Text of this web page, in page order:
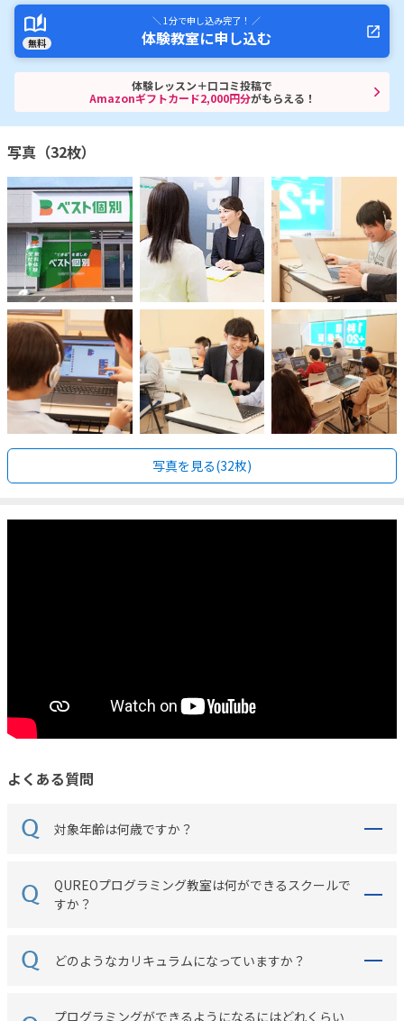
無料
＼ 1分で申し込み完了！ ／
体験教室に申し込む
体験レッスン＋口コミ投稿で
Amazonギフトカード2,000円分がもらえる！
写真（32枚）
写真を見る(32枚)
よくある質問
対象年齢は何歳ですか？
QUREOプログラミング教室は何ができるスクールで
すか？
どのようなカリキュラムになっていますか？
プログラミングができるようになるにはどれくらい